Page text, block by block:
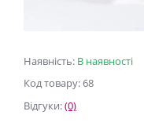
Наявність: В наявності
Код товару: 68
Відгуки:(0)